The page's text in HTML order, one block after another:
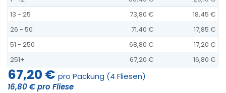
13 - 25
73,80 €
18,45 €
26 - 50
71,40 €
17,85 €
51 - 250
68,80 €
17,20 €
251+
67,20 € 16,80 €
67,20 € pro Packung (4 Fliesen)
16,80 €pro Fliese